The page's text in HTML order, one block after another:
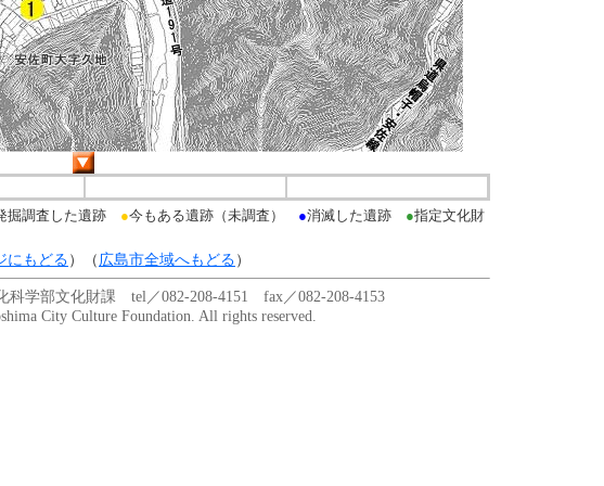
掘調査した遺跡 ●今もある遺跡（未調査） ●消滅した遺跡 ●指定文化財
にもどる）（広島市全域へもどる）
科学部文化財課 tel／082-208-4151 fax／082-208-4153
City Culture Foundation. All rights reserved.